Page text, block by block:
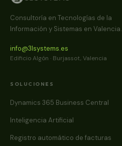
Consultoría en Tecnologías de la
Información y Sistemas en Valencia.
info@3lsystems.es
Edificio Algón · Burjassot, Valencia
SOLUCIONES
Dynamics 365 Business Central
Inteligencia Artificial
Registro automático de facturas